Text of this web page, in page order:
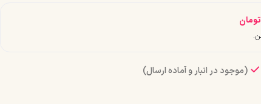
تومان
(موجود در انبار و آماده ارسال)